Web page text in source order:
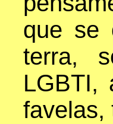
que se
terra,
LGBTI,
favelas,